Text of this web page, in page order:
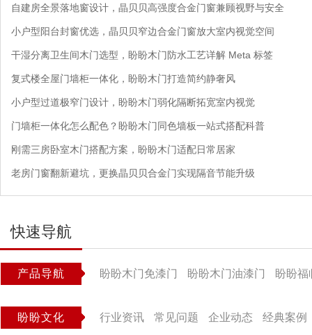
自建房全景落地窗设计，晶贝贝高强度合金门窗兼顾视野与安全
小户型阳台封窗优选，晶贝贝窄边合金门窗放大室内视觉空间
干湿分离卫生间木门选型，盼盼木门防水工艺详解 Meta 标签
复式楼全屋门墙柜一体化，盼盼木门打造简约静奢风
小户型过道极窄门设计，盼盼木门弱化隔断拓宽室内视觉
门墙柜一体化怎么配色？盼盼木门同色墙板一站式搭配科普
刚需三房卧室木门搭配方案，盼盼木门适配日常居家
老房门窗翻新避坑，更换晶贝贝合金门实现隔音节能升级
快速导航
产品导航 盼盼木门免漆门 盼盼木门油漆门 盼盼福
盼盼文化 行业资讯 常见问题 企业动态 经典案例